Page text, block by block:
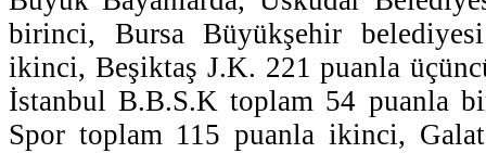
birinci, Bursa Büyükşehir
ikinci, Beşiktaş J.K. 221 puanla
İstanbul B.B.S.K toplam 54 puanla
Spor toplam 115 puanla ikinci,